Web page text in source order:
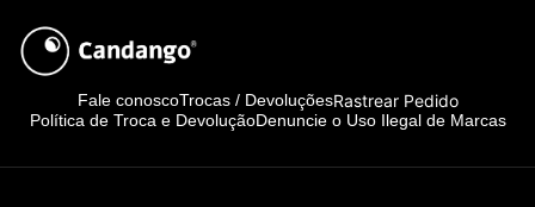
Fale conoscoTrocas / DevoluçõesRastrear Pedido
Política de Troca e DevoluçãoDenuncie o Uso Ilegal de Marcas